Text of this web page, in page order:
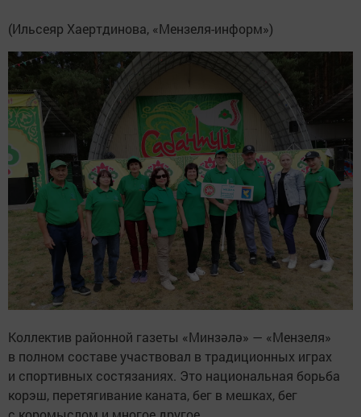
(Ильсеяр Хаертдинова, «Мензеля-информ»)
Коллектив районной газеты «Минзәлә» — «Мензеля»
в полном составе участвовал в традиционных играх
и спортивных состязаниях. Это национальная борьба
корэш, перетягивание каната, бег в мешках, бег